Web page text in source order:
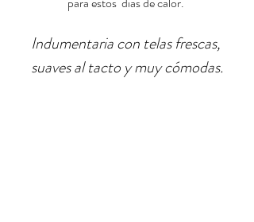
Indumentaria con telas frescas,
suaves al tacto y muy cómodas.